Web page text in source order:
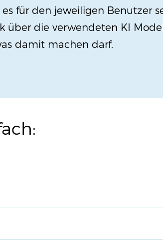
für den jeweiligen Benutzer
über die verwendeten KI
damit machen darf.